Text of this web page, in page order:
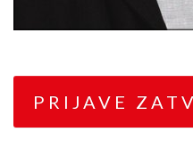
PRIJAVE